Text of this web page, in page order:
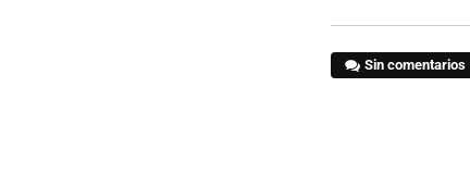
Sin comentarios